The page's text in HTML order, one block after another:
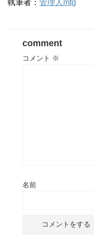
執筆者： 管理人mtg
comment
コメント ※
名前